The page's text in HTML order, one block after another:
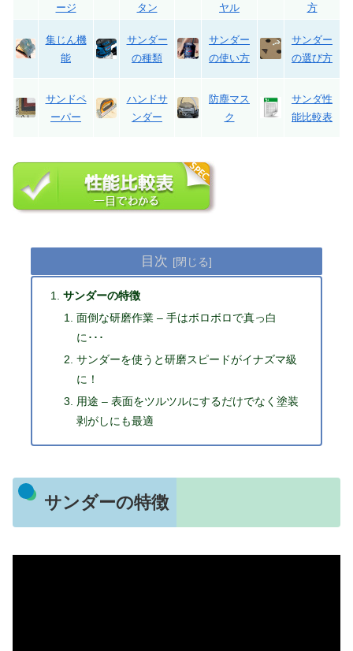
ージ
タン
ヤル
方
集じん機
能
サンダー
の種類
サンダー
の使い方
サンダー
の選び方
サンドペ
ーパー
ハンドサ
ンダー
防塵マス
ク
サンダ性
能比較表
目次
サンダーの特徴
面倒な研磨作業 – 手はボロボロで真っ白
に･･･
サンダーを使うと研磨スピードがイナズマ級
に！
用途 – 表面をツルツルにするだけでなく塗装
剥がしにも最適
サンダーの特徴